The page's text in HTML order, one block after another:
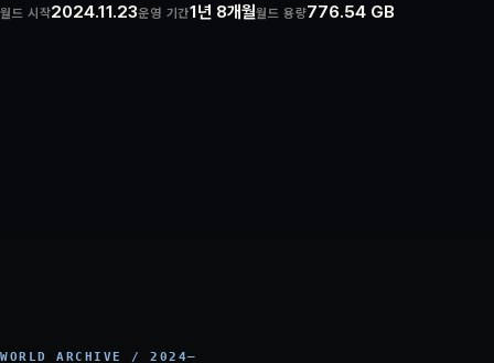
월드 시작2024.11.23운영 기간1년 8개월월드 용량776.54 GB
누적 접속자9,240명채팅 수 1,369,175건차단된 플레이어0명
서버 코어Folia 26.1.224시간 평균 TPS20.00 TPS
WORLD ARCHIVE / 2024—